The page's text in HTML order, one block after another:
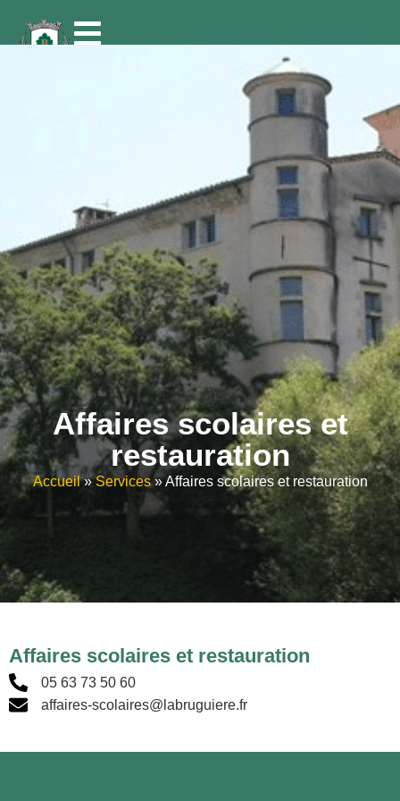
principal
Affaires scolaires et
restauration
Accueil»Services»Affaires scolaires et restauration
Affaires scolaires et restauration
05 63 73 50 60
affaires-scolaires@labruguiere.fr